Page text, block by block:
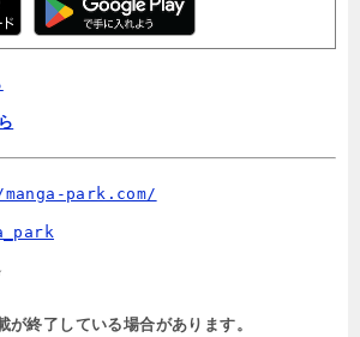
park.com/
が終了している場合があります。